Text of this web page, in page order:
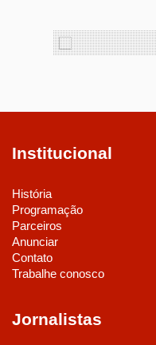
Institucional
História
Programação
Parceiros
Anunciar
Contato
Trabalhe conosco
Jornalistas